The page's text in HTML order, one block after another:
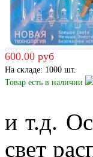
600.00 руб
На складе: 1000 шт.
Товар есть в наличии
и т.д.
свет